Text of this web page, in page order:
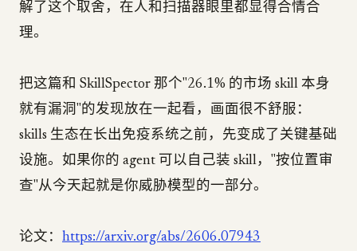
解了这个取舍，在人和扫描器眼里都显得合情合
理。
把这篇和 SkillSpector 那个"26.1% 的市场 skill 本身
就有漏洞"的发现放在一起看，画面很不舒服：
skills 生态在长出免疫系统之前，先变成了关键基础
设施。如果你的 agent 可以自己装 skill，"按位置审
查"从今天起就是你威胁模型的一部分。
论文： https://arxiv.org/abs/2606.07943